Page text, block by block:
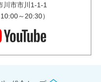
市市川1-1-1
～20:30）